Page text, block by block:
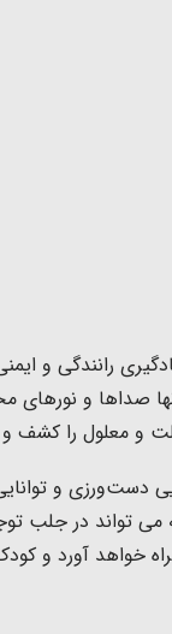
رانندگی و
صداها و نورهای
و معلول را کشف و
و توانایی
می تواند در جلب
خواهد آورد و